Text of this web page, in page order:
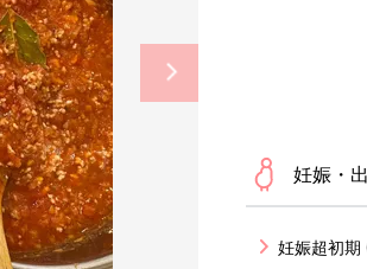
妊娠・
妊娠超初期